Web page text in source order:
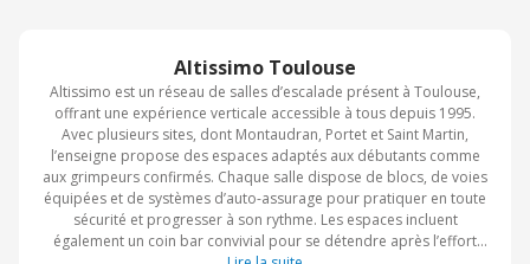
Altissimo Toulouse
Altissimo est un réseau de salles d’escalade présent à Toulouse,
offrant une expérience verticale accessible à tous depuis 1995.
Avec plusieurs sites, dont Montaudran, Portet et Saint Martin,
l’enseigne propose des espaces adaptés aux débutants comme
aux grimpeurs confirmés. Chaque salle dispose de blocs, de voies
équipées et de systèmes d’auto-assurage pour pratiquer en toute
sécurité et progresser à son rythme. Les espaces incluent
également un coin bar convivial pour se détendre après l’effort